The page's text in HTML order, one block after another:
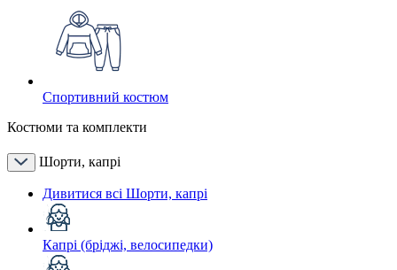
Спортивний костюм
Костюми та комплекти
Шорти, капрі
Дивитися всі Шорти, капрі
Капрі (бріджі, велосипедки)